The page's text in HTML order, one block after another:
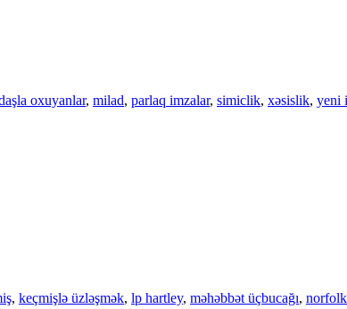
oxuyanlar, milad, parlaq imzalar, simiclik, xəsislik, yeni
, keçmişlə üzləşmək, lp hartley, məhəbbət üçbucağı, norfolk